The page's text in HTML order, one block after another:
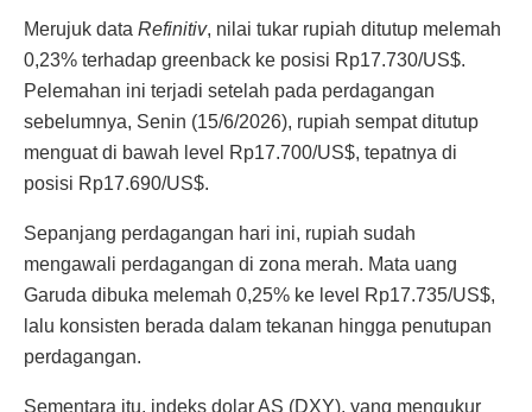
Merujuk data Refinitiv, nilai tukar rupiah ditutup melemah
0,23% terhadap greenback ke posisi Rp17.730/US$.
Pelemahan ini terjadi setelah pada perdagangan
sebelumnya, Senin (15/6/2026), rupiah sempat ditutup
menguat di bawah level Rp17.700/US$, tepatnya di
posisi Rp17.690/US$.
Sepanjang perdagangan hari ini, rupiah sudah
mengawali perdagangan di zona merah. Mata uang
Garuda dibuka melemah 0,25% ke level Rp17.735/US$,
lalu konsisten berada dalam tekanan hingga penutupan
perdagangan.
Sementara itu, indeks dolar AS (DXY), yang mengukur